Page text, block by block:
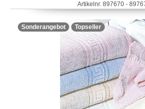
Artikelnr. 897670 -
Sonderangebot Topseller